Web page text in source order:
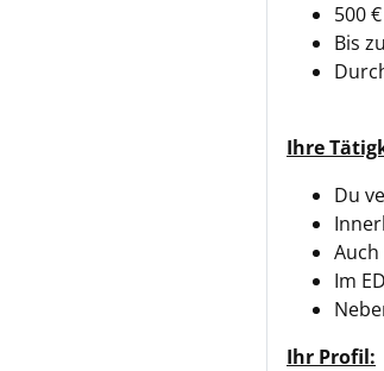
500
Bis
Ihre
Du
Im
Ihr Profil: